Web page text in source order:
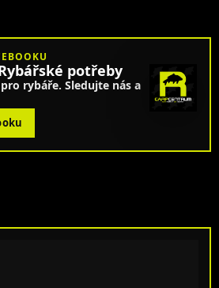
potřeby
rybáře. Sledujte nás a